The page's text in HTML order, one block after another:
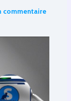
commentaire